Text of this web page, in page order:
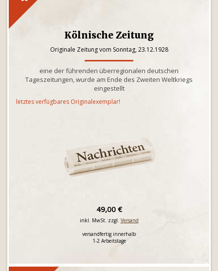
Kölnische Zeitung
Originale Zeitung vom Sonntag, 23.12.1928
eine der führenden überregionalen deutschen
Tageszeitungen, wurde am Ende des Zweiten Weltkriegs
eingestellt
letztes verfügbares Originalexemplar!
49,00 €
inkl. MwSt. zzgl. Versand
versandfertig innerhalb
1-2 Arbeitstage